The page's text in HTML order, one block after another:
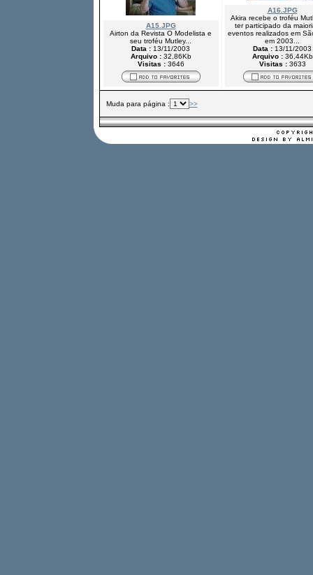
A15.JPG
Airton da Revista O Modelista e
seu troféu Mutley...
Data : 13/11/2003
Arquivo : 32,86Kb
Visitas : 3646
A16.JPG
Akira recebe o troféu
ter participado da
eventos realizados em
em 2003...
Data : 13/11/2003
Arquivo : 36,44Kb
Visitas : 3633
Muda para página : >>